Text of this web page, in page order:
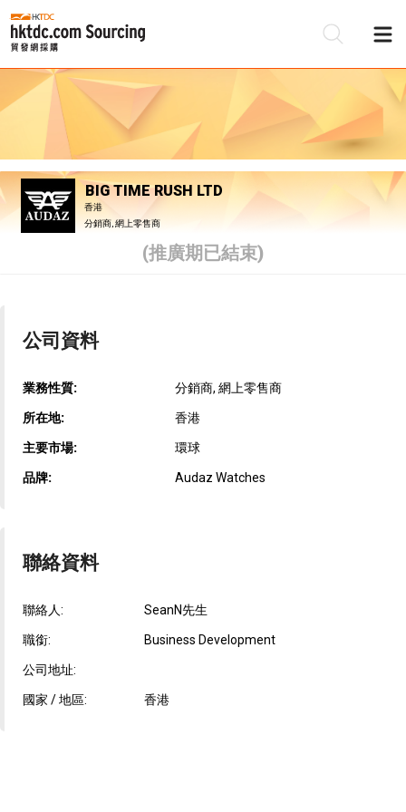
BIG TIME RUSH LTD
香港
分銷商, 網上零售商
(推廣期已結束)
公司資料
業務性質: 分銷商, 網上零售商
所在地: 香港
主要市場: 環球
品牌: Audaz Watches
聯絡資料
聯絡人: SeanN先生
職銜: Business Development
公司地址:
國家 / 地區: 香港